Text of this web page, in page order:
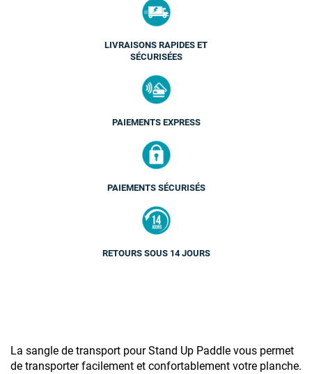
LIVRAISONS RAPIDES ET
SÉCURISÉES
PAIEMENTS EXPRESS
PAIEMENTS SÉCURISÉS
RETOURS SOUS 14 JOURS
La sangle de transport pour Stand Up Paddle vous permet
de transporter facilement et confortablement votre planche.